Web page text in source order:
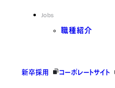
Jobs
職種紹介
新卒採用 コーポレートサイト